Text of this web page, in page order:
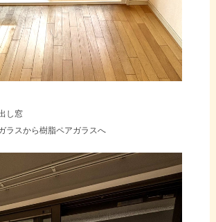
し窓
ラスから樹脂ペアガラスへ